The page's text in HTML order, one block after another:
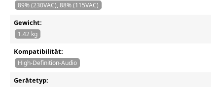
89% (230VAC), 88% (115VAC)
Gewicht:
1.42 kg
Kompatibilität:
High-Definition-Audio
Gerätetyp: